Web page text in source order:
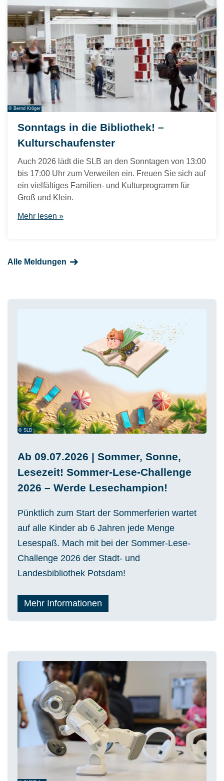
© Bernd Kröger
Sonntags in die Bibliothek! –
Kulturschaufenster
Auch 2026 lädt die SLB an den Sonntagen von 13:00
bis 17:00 Uhr zum Verweilen ein. Freuen Sie sich auf
ein vielfältiges Familien- und Kulturprogramm für
Groß und Klein.
Mehr lesen »
Alle Meldungen
© SLB
Ab 09.07.2026 | Sommer, Sonne,
Lesezeit! Sommer-Lese-Challenge
2026 – Werde Lesechampion!
Pünktlich zum Start der Sommerferien wartet
auf alle Kinder ab 6 Jahren jede Menge
Lesespaß. Mach mit bei der Sommer-Lese-
Challenge 2026 der Stadt- und
Landesbibliothek Potsdam!
Mehr Informationen